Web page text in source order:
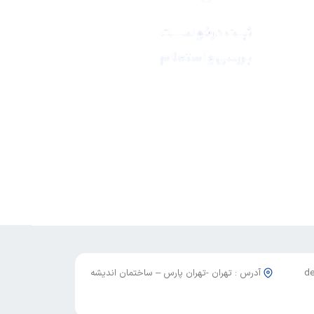
آدرس : تهران -تهران پارس – ساختمان اندیشه